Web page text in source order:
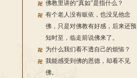
佛教里讲的“真如”是指什么？
有个老人没有皈依，也没见他念
佛，只是对佛教有好感，后来还预
知时至，临走前说佛来了。
为什么我们看不透自己的烦恼？
我能感受到佛的恩德，却看不见
佛。